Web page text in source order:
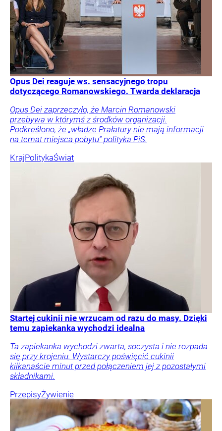
Opus Dei reaguje ws. sensacyjnego tropu
dotyczącego Romanowskiego. Twarda deklaracja
Opus Dei zaprzeczyło, że Marcin Romanowski
przebywa w którymś z środków organizacji.
Podkreślono, że „władze Prałatury nie mają informacji
na temat miejsca pobytu” polityka PiS.
KrajPolitykaŚwiat
Startej cukinii nie wrzucam od razu do masy. Dzięki
temu zapiekanka wychodzi idealna
Ta zapiekanka wychodzi zwarta, soczysta i nie rozpada
się przy krojeniu. Wystarczy poświęcić cukinii
kilkanaście minut przed połączeniem jej z pozostałymi
składnikami.
PrzepisyŻywienie